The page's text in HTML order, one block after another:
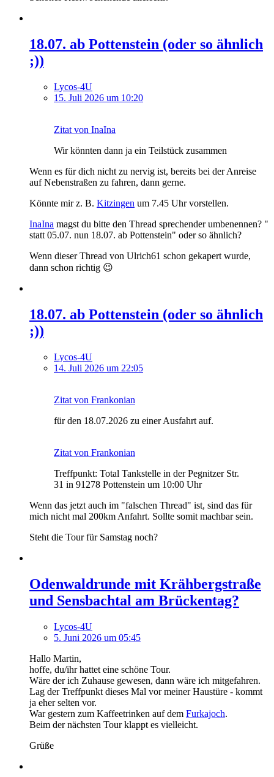
18.07. ab Pottenstein (oder so ähnlich
;))
Lycos-4U
15. Juli 2026 um 10:20
Zitat von InaIna
Wir könnten dann ja ein Teilstück zusammen
Wenn es für dich nicht zu nervig ist, bereits bei der Anreise
auf Nebenstraßen zu fahren, dann gerne.
Könnte mir z. B. Kitzingen um 7.45 Uhr vorstellen.
InaIna magst du bitte den Thread sprechender umbenennen? "
statt 05.07. nun 18.07. ab Pottenstein" oder so ähnlich?
Wenn dieser Thread von Ulrich61 schon gekapert wurde,
dann schon richtig 😉
18.07. ab Pottenstein (oder so ähnlich
;))
Lycos-4U
14. Juli 2026 um 22:05
Zitat von Frankonian
für den 18.07.2026 zu einer Ausfahrt auf.
Zitat von Frankonian
Treffpunkt: Total Tankstelle in der Pegnitzer Str.
31 in 91278 Pottenstein um 10:00 Uhr
Wenn das jetzt auch im "falschen Thread" ist, sind das für
mich nicht mal 200km Anfahrt. Sollte somit machbar sein.
Steht die Tour für Samstag noch?
Odenwaldrunde mit Krähbergstraße
und Sensbachtal am Brückentag?
Lycos-4U
5. Juni 2026 um 05:45
Hallo Martin,
hoffe, du/ihr hattet eine schöne Tour.
Wäre der ich Zuhause gewesen, dann wäre ich mitgefahren.
Lag der Treffpunkt dieses Mal vor meiner Haustüre - kommt
ja eher selten vor.
War gestern zum Kaffeetrinken auf dem Furkajoch.
Beim der nächsten Tour klappt es vielleicht.
Grüße